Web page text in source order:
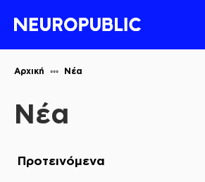
Αρχική Νέα
Νέα
Προτεινόμενα